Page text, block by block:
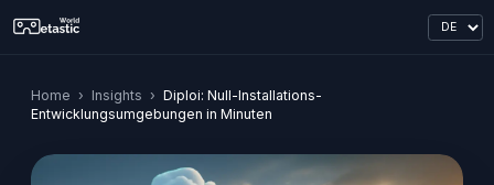
Home › Insights › Diploi: Null-Installations-
Entwicklungsumgebungen in Minuten